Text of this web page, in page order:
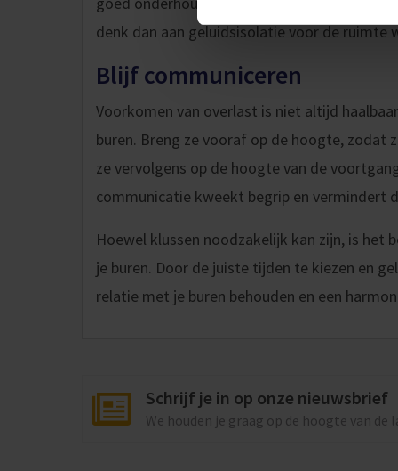
denk dan aan geluidsisolatie voor de ruimte
Blijf communiceren
Voorkomen van overlast is niet altijd
buren. Breng ze vooraf op de hoogte, zodat
ze vervolgens op de hoogte van de
communicatie kweekt begrip en vermindert
Hoewel klussen noodzakelijk kan zijn, is
je buren. Door de juiste tijden te kiezen en
relatie met je buren behouden en een
Schrijf je in op onze nieuwsbrief
We houden je graag op de hoogte van